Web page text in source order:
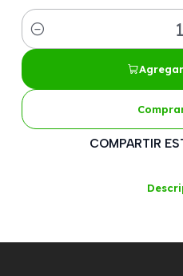
Cantidad
COMPARTIR